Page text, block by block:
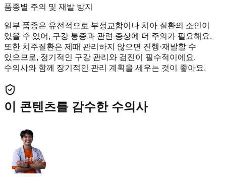
품종별 주의 및 재발 방지
일부 품종은 유전적으로 부정교합이나 치아 질환의 소인이
있을 수 있어, 구강 통증과 관련 증상에 더 주의가 필요해요.
또한 치주질환은 제때 관리하지 않으면 진행·재발할 수
있으므로, 정기적인 구강 관리와 검진이 필수적이에요.
수의사와 함께 장기적인 관리 계획을 세우는 것이 좋아요.
이 콘텐츠를 감수한 수의사